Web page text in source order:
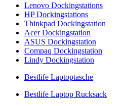
Lenovo Dockingstations
HP Dockingstations
Thinkpad Dockingstation
Acer Dockingstation
ASUS Dockingstation
Compaq Dockingstation
Lindy Dockingstation
Bestlife Laptoptasche
Bestlife Laptop Rucksack